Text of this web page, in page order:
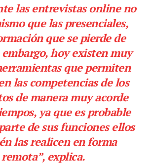
las entrevistas online no
que las presenciales,
que se pierde de
hoy existen muy
que permiten
las competencias de los
de manera muy acorde
ya que es probable
de sus funciones ellos
las realicen en forma
remota”, explica.